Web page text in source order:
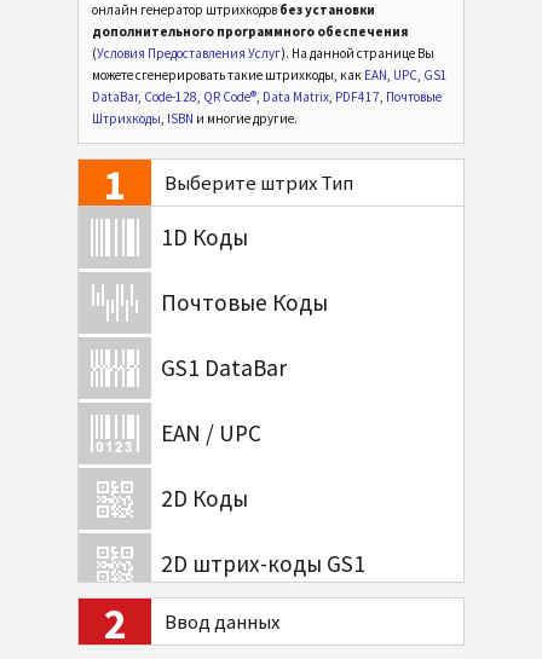
онлайн генератор штрихкодов без установки
дополнительного программного обеспечения
(Условия Предоставления Услуг). На данной странице Вы
можете сгенерировать такие штрихкоды, как EAN, UPC, GS1
DataBar, Code-128, QR Code®, Data Matrix, PDF417, Почтовые
Штрихкоды, ISBN и многие другие.
1 Выберите штрих Тип
1D Коды
Почтовые Коды
GS1 DataBar
EAN / UPC
2D Коды
2D штрих-коды GS1
Банк и платежи
2 Ввод данных